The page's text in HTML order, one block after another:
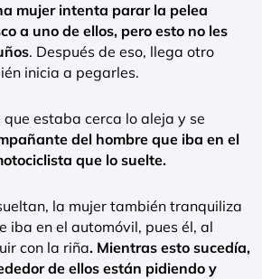
mujer intenta parar la pelea
a uno de ellos, pero esto no les
. Después de eso, llega otro
inicia a pegarles.
que estaba cerca lo aleja y se
del hombre que iba en el
que lo suelte.
la mujer también tranquiliza
iba en el automóvil, pues él, al
con la riña. Mientras esto sucedía,
de ellos están pidiendo y